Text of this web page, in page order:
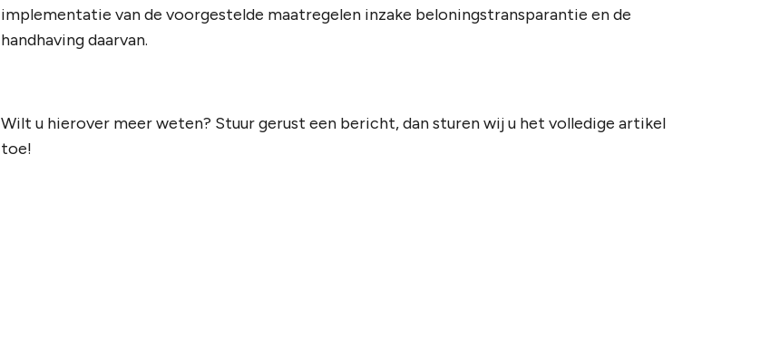
implementatie van de voorgestelde maatregelen inzake beloningstransparantie en de
handhaving daarvan.
Wilt u hierover meer weten? Stuur gerust een bericht, dan sturen wij u het volledige artikel
toe!